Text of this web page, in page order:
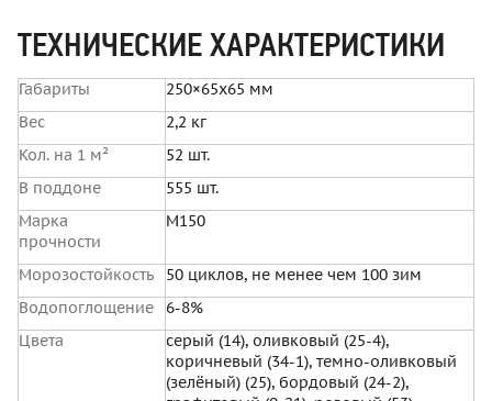
ТЕХНИЧЕСКИЕ ХАРАКТЕРИСТИКИ
Габариты
250×65x65 мм
Вес
2,2 кг
Кол. на 1 м²
52 шт.
В поддоне
555 шт.
Марка
прочности
М150
Морозостойкость
50 циклов, не менее чем 100 зим
Водопоглощение
6-8%
Цвета
серый (14), оливковый (25-4),
коричневый (34-1), темно-оливковый
(зелёный) (25), бордовый (24-2),